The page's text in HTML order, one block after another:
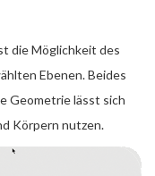
die Möglichkeit des
Ebenen. Beides
Geometrie lässt sich
Körpern nutzen.